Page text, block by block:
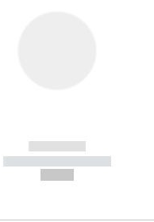
------------
----------- -----------